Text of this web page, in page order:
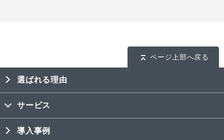
ページ上部へ戻る
選ばれる理由
サービス
導入事例